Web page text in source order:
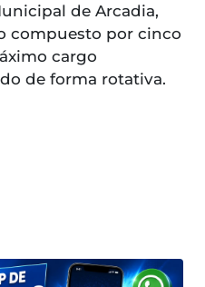
de Arcadia,
compuesto por cinco
cargo
de forma rotativa.